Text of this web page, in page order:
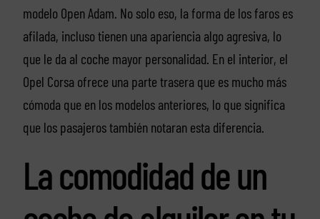
modelo Open Adam. No solo eso, la forma de los faros es
afilada, incluso tienen una apariencia algo agresiva, lo
que le da al coche mayor personalidad. En el interior, el
Opel Corsa ofrece una parte trasera que es mucho más
cómoda que en los modelos anteriores, lo que significa
que los pasajeros también notaran esta diferencia.
La comodidad de un